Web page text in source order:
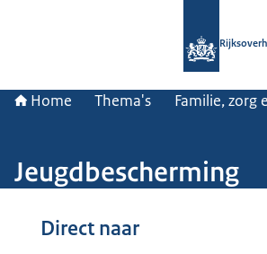
Home Thema's Familie, zorg
Jeugdbescherming
Direct naar